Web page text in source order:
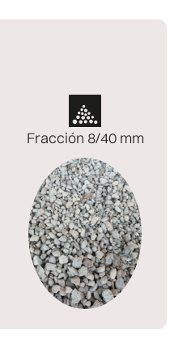
Fracción 8/40 mm